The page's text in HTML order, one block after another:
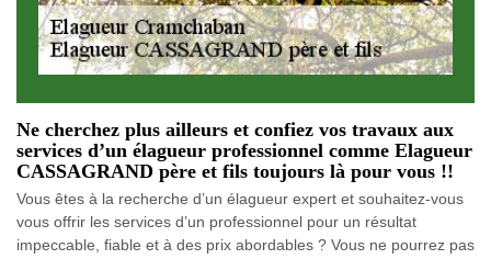
Ne cherchez plus ailleurs et confiez vos travaux aux
services d’un élagueur professionnel comme Elagueur
CASSAGRAND père et fils toujours là pour vous !!
Vous êtes à la recherche d’un élagueur expert et souhaitez-vous
vous offrir les services d’un professionnel pour un résultat
impeccable, fiable et à des prix abordables ? Vous ne pourrez pas